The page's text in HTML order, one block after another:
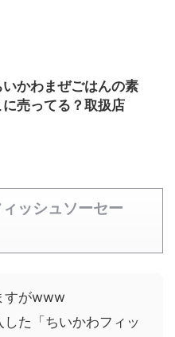
かわまぜごはんの素
売ってる？取扱店
ッシュソーセー
すがwww
た「ちいかわフィッ